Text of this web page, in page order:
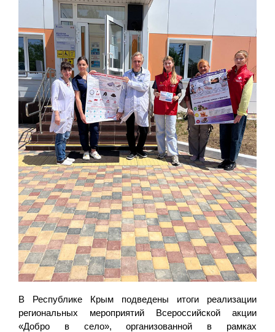
В Республике Крым подведены итоги реализации
региональных мероприятий Всероссийской акции
«Добро в село», организованной в рамках